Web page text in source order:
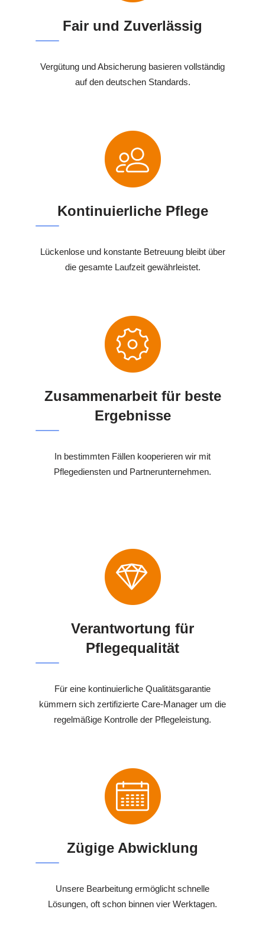
Fair und Zuverlässig
Vergütung und Absicherung basieren vollständig
auf den deutschen Standards.
Kontinuierliche Pflege
Lückenlose und konstante Betreuung bleibt über
die gesamte Laufzeit gewährleistet.
Zusammenarbeit für beste
Ergebnisse
In bestimmten Fällen kooperieren wir mit
Pflegediensten und Partnerunternehmen.
Verantwortung für
Pflegequalität
Für eine kontinuierliche Qualitätsgarantie
kümmern sich zertifizierte Care-Manager um die
regelmäßige Kontrolle der Pflegeleistung.
Zügige Abwicklung
Unsere Bearbeitung ermöglicht schnelle
Lösungen, oft schon binnen vier Werktagen.